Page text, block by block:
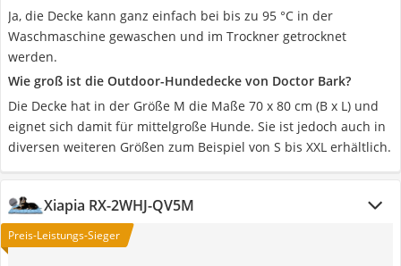
Ja, die Decke kann ganz einfach bei bis zu 95 °C in der
Waschmaschine gewaschen und im Trockner getrocknet
werden.
Wie groß ist die Outdoor-Hundedecke von Doctor Bark?
Die Decke hat in der Größe M die Maße 70 x 80 cm (B x L) und
eignet sich damit für mittelgroße Hunde. Sie ist jedoch auch in
diversen weiteren Größen zum Beispiel von S bis XXL erhältlich.
Xiapia RX-2WHJ-QV5M
Preis-Leistungs-Sieger